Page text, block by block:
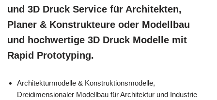
und 3D Druck Service für Architekten,
Planer & Konstrukteure oder Modellbau
und hochwertige 3D Druck Modelle mit
Rapid Prototyping.
Architekturmodelle & Konstruktionsmodelle,
Dreidimensionaler Modellbau für Architektur und Industrie